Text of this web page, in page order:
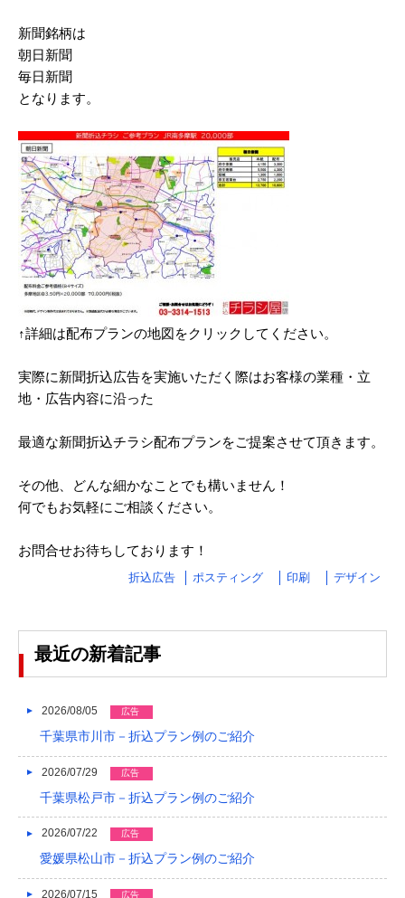
2024/09
2024/08
2024/06
2024/05
2024/04
2024/03
2024/02
2024/01
2023/11
2023/10
2023/08
2023/03
2023/02
2023/01
2022/12
2022/09
新聞銘柄は
朝日新聞
毎日新聞
となります。
↑詳細は配布プランの地図をクリックしてください。
実際に新聞折込広告を実施いただく際はお客様の業種・立
地・広告内容に沿った
最適な新聞折込チラシ配布プランをご提案させて頂きます。
その他、どんな細かなことでも構いません！
何でもお気軽にご相談ください。
お問合せお待ちしております！
折込広告 ポスティング 印刷 デザイン
最近の新着記事
2026/08/05 広告
千葉県市川市－折込プラン例のご紹介
2026/07/29 広告
千葉県松戸市－折込プラン例のご紹介
2026/07/22 広告
愛媛県松山市－折込プラン例のご紹介
2026/07/15 広告